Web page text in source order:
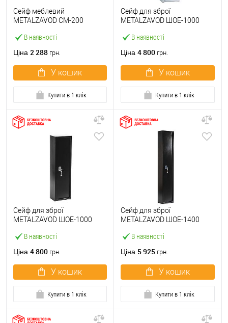
В наявності
Сейф меблевий
METALZAVOD СМ-200
Ціна 2 288 грн.
У кошик
Купити в 1 клік
В наявності
Сейф для зброї
METALZAVOD ШОЕ-1000
Ціна 4 800 грн.
У кошик
Купити в 1 клік
В наявності
Сейф для зброї
METALZAVOD ШОЕ-1000
Ціна 4 800 грн.
У кошик
Купити в 1 клік
В наявності
Сейф для зброї
METALZAVOD ШОЕ-1400
Ціна 5 925 грн.
У кошик
Купити в 1 клік